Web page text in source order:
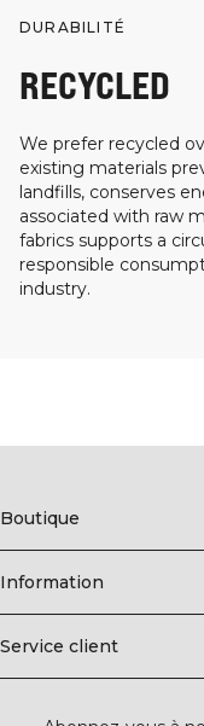
DURABILITÉ
RECYCLED
We prefer recycled
existing materials
landfills, conserves
associated with raw
fabrics supports a
responsible
industry.
Boutique
Information
Service client